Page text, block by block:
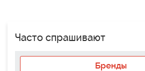
Часто спрашивают
Бренды